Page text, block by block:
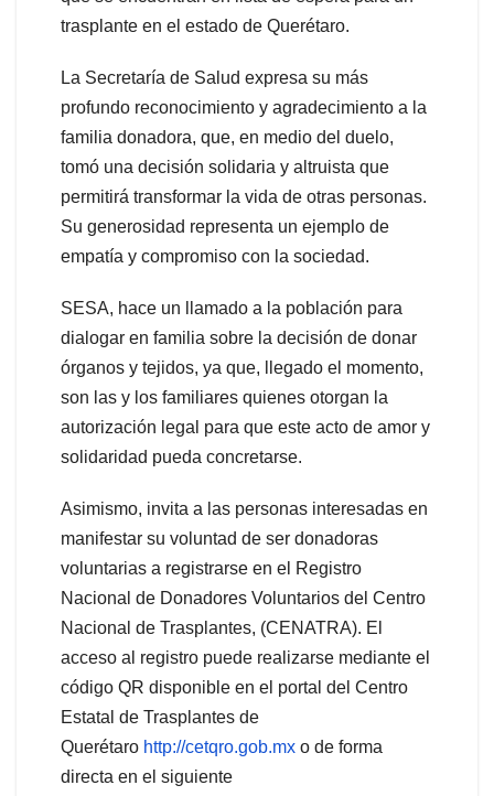
trasplante en el estado de Querétaro.
La Secretaría de Salud expresa su más
profundo reconocimiento y agradecimiento a la
familia donadora, que, en medio del duelo,
tomó una decisión solidaria y altruista que
permitirá transformar la vida de otras personas.
Su generosidad representa un ejemplo de
empatía y compromiso con la sociedad.
SESA, hace un llamado a la población para
dialogar en familia sobre la decisión de donar
órganos y tejidos, ya que, llegado el momento,
son las y los familiares quienes otorgan la
autorización legal para que este acto de amor y
solidaridad pueda concretarse.
Asimismo, invita a las personas interesadas en
manifestar su voluntad de ser donadoras
voluntarias a registrarse en el Registro
Nacional de Donadores Voluntarios del Centro
Nacional de Trasplantes, (CENATRA). El
acceso al registro puede realizarse mediante el
código QR disponible en el portal del Centro
Estatal de Trasplantes de
Querétaro http://cetqro.gob.mx o de forma
directa en el siguiente